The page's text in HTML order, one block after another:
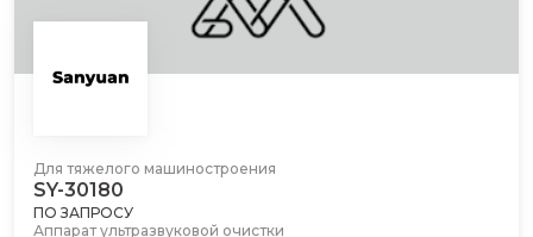
Для тяжелого машиностроения
SY-30180
ПО ЗАПРОСУ
Аппарат ультразвуковой очистки